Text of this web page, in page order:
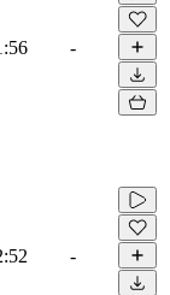
-
-